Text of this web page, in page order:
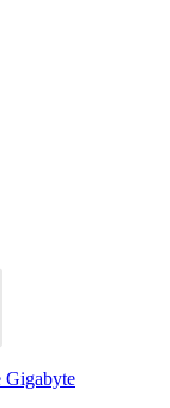
Gigabyte